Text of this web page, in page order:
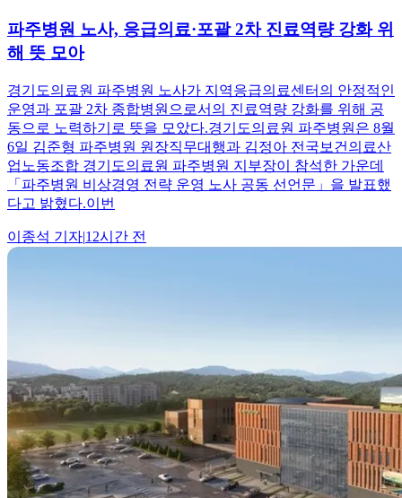
파주병원 노사, 응급의료·포괄 2차 진료역량 강화 위
해 뜻 모아
경기도의료원 파주병원 노사가 지역응급의료센터의 안정적인
운영과 포괄 2차 종합병원으로서의 진료역량 강화를 위해 공
동으로 노력하기로 뜻을 모았다.경기도의료원 파주병원은 8월
6일 김준형 파주병원 원장직무대행과 김정아 전국보건의료산
업노동조합 경기도의료원 파주병원 지부장이 참석한 가운데
「파주병원 비상경영 전략 운영 노사 공동 선언문」을 발표했
다고 밝혔다.이번
이종석 기자|12시간 전